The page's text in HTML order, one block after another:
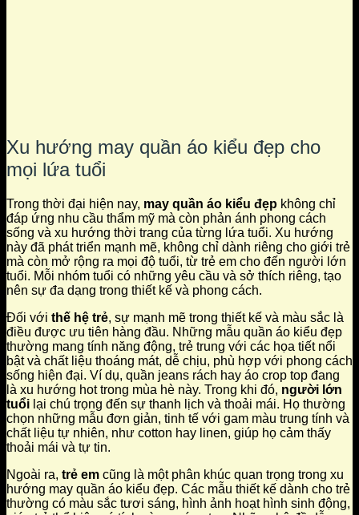
Xu hướng may quần áo kiểu đẹp cho
mọi lứa tuổi
Trong thời đại hiện nay, may quần áo kiểu đẹp không chỉ
đáp ứng nhu cầu thẩm mỹ mà còn phản ánh phong cách
sống và xu hướng thời trang của từng lứa tuổi. Xu hướng
này đã phát triển mạnh mẽ, không chỉ dành riêng cho giới trẻ
mà còn mở rộng ra mọi độ tuổi, từ trẻ em cho đến người lớn
tuổi. Mỗi nhóm tuổi có những yêu cầu và sở thích riêng, tạo
nên sự đa dạng trong thiết kế và phong cách.
Đối với thế hệ trẻ, sự mạnh mẽ trong thiết kế và màu sắc là
điều được ưu tiên hàng đầu. Những mẫu quần áo kiểu đẹp
thường mang tính năng động, trẻ trung với các họa tiết nổi
bật và chất liệu thoáng mát, dễ chịu, phù hợp với phong cách
sống hiện đại. Ví dụ, quần jeans rách hay áo crop top đang
là xu hướng hot trong mùa hè này. Trong khi đó, người lớn
tuổi lại chú trọng đến sự thanh lịch và thoải mái. Họ thường
chọn những mẫu đơn giản, tinh tế với gam màu trung tính và
chất liệu tự nhiên, như cotton hay linen, giúp họ cảm thấy
thoải mái và tự tin.
Ngoài ra, trẻ em cũng là một phân khúc quan trọng trong xu
hướng may quần áo kiểu đẹp. Các mẫu thiết kế dành cho trẻ
thường có màu sắc tươi sáng, hình ảnh hoạt hình sinh động,